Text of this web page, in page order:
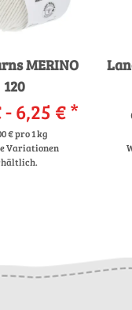
MERINO
120
-6,25 €*
€ pro 1 kg
Variationen